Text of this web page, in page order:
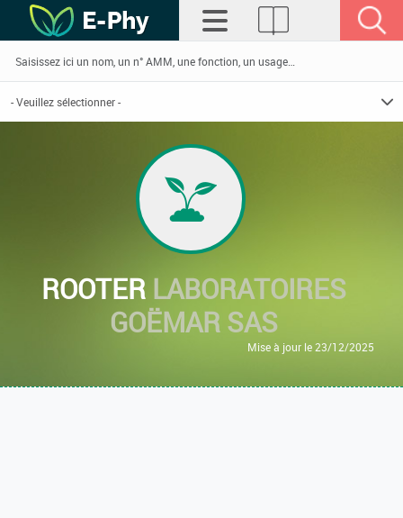
ROOTER LABORATOIRES
GOËMAR SAS
Mise à jour le 23/12/2025